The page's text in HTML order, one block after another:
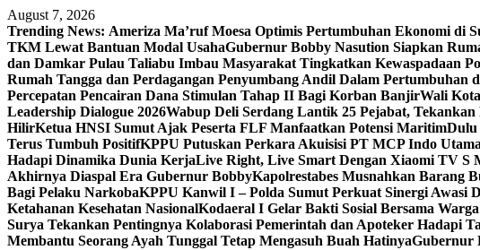
Skip
to
content
August 7, 2026
Trending News: Ameriza Ma’ruf Moesa‎ Optimis Pertumbuhan Ekonomi di
TKM Lewat Bantuan Modal UsahaGubernur Bobby Nasution Siapkan
dan Damkar Pulau Taliabu Imbau Masyarakat Tingkatkan Kewaspadaan
Rumah Tangga dan Perdagangan Penyumbang Andil Dalam Pertumbuhan
Percepatan Pencairan Dana Stimulan Tahap II Bagi Korban BanjirWali
Leadership Dialogue 2026Wabup Deli Serdang Lantik 25 Pejabat,
HilirKetua HNSI Sumut Ajak Peserta FLF Manfaatkan Potensi MaritimDulu
Terus Tumbuh PositifKPPU Putuskan Perkara Akuisisi PT MCP Indo Utama
Hadapi Dinamika Dunia KerjaLive Right, Live Smart Dengan Xiaomi TV S
Akhirnya Diaspal Era Gubernur BobbyKapolrestabes Musnahkan Barang
Bagi Pelaku NarkobaKPPU Kanwil I – Polda Sumut Perkuat Sinergi Awasi
Ketahanan Kesehatan NasionalKodaeral I Gelar Bakti Sosial Bersama
Surya Tekankan Pentingnya Kolaborasi Pemerintah dan Apoteker Hadapi
Membantu Seorang Ayah Tunggal Tetap Mengasuh Buah HatinyaGubernur